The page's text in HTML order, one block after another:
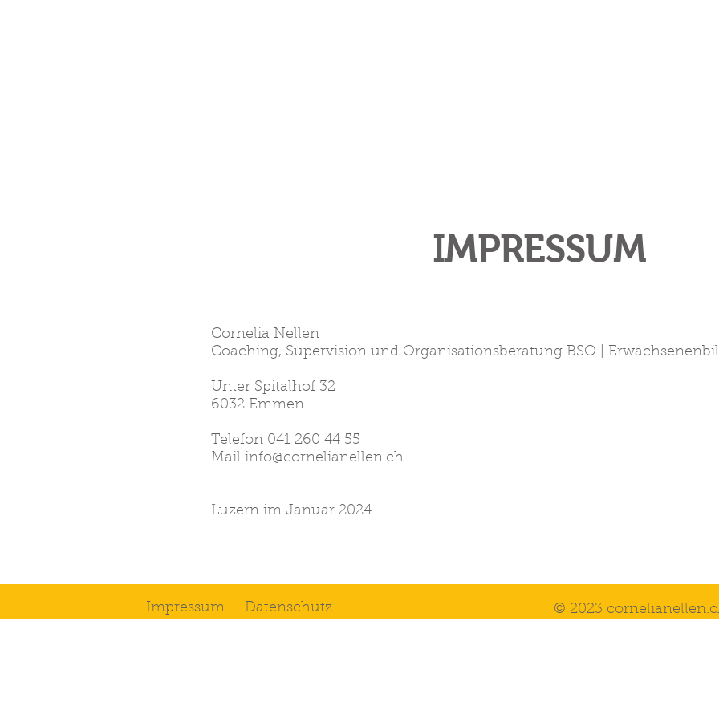
IMPRESSUM
Cornelia Nellen
Coaching, Supervision und Organisationsberatung BSO |
Unter Spitalhof 32
6032 Emmen
Telefon 041 260 44 55
Mail info@cornelianellen.ch
Luzern im Januar 2024
Impressum Datenschutz © 2023